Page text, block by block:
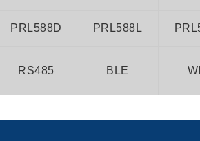
PRL588D PRL588L
RS485 BLE